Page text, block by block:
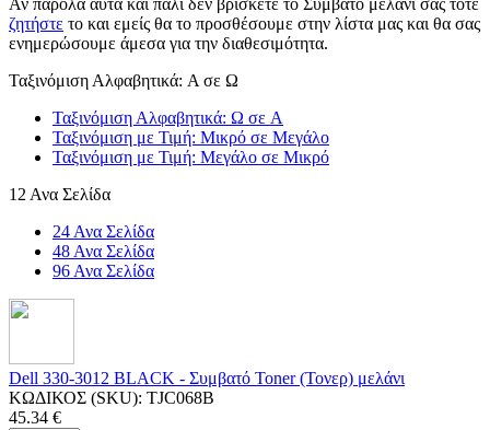
ζητήστε το και εμείς θα το προσθέσουμε στην λίστα μας και θα σας
ενημερώσουμε άμεσα για την διαθεσιμότητα.
Ταξινόμιση Αλφαβητικά: A σε Ω
Ταξινόμιση Αλφαβητικά: Ω σε A
Ταξινόμιση με Τιμή: Μικρό σε Μεγάλο
Ταξινόμιση με Τιμή: Μεγάλο σε Μικρό
12 Ανα Σελίδα
24 Ανα Σελίδα
48 Ανα Σελίδα
96 Ανα Σελίδα
Dell 330-3012 BLACK - Συμβατό Toner (Τονερ) μελάνι
ΚΩΔΙΚΟΣ (SKU): TJC068B
45.34 €